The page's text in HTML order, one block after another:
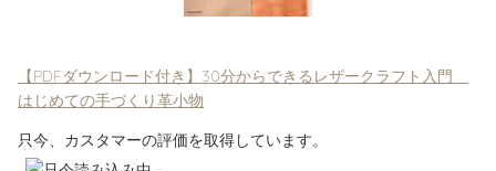
【PDFダウンロード付き】30分からできるレザークラフト入門
はじめての手づくり革小物
只今、カスタマーの評価を取得しています。